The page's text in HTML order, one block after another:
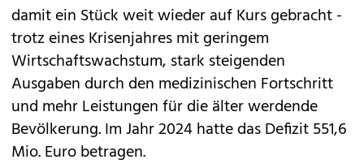
damit ein Stück weit wieder auf Kurs gebracht -
trotz eines Krisenjahres mit geringem
Wirtschaftswachstum, stark steigenden
Ausgaben durch den medizinischen Fortschritt
und mehr Leistungen für die älter werdende
Bevölkerung. Im Jahr 2024 hatte das Defizit 551,6
Mio. Euro betragen.